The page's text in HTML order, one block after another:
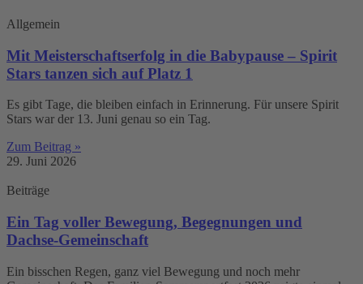
Allgemein
Mit Meisterschaftserfolg in die Babypause – Spirit
Stars tanzen sich auf Platz 1
Es gibt Tage, die bleiben einfach in Erinnerung. Für unsere Spirit
Stars war der 13. Juni genau so ein Tag.
Zum Beitrag »
29. Juni 2026
Beiträge
Ein Tag voller Bewegung, Begegnungen und
Dachse-Gemeinschaft
Ein bisschen Regen, ganz viel Bewegung und noch mehr